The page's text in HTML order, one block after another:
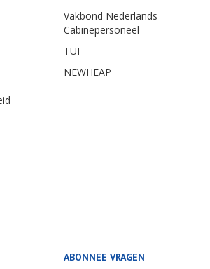
Vakbond Nederlands
Cabinepersoneel
TUI
NEWHEAP
ABONNEE VRAGEN